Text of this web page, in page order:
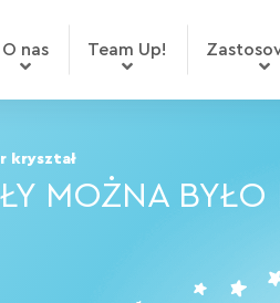
O nas Team Up!
kryształ
MOŻNA